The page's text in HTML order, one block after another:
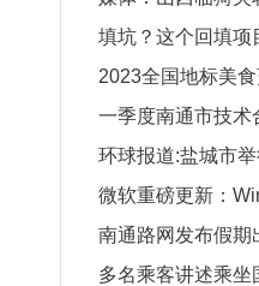
其生母继父
填坑？这个回填项
球快资讯
2023全国地标美
副产品优质食材博
每日消息
一季度南通市技术
全球时快讯
环球报道:盐城市
团日活动
微软重磅更新：
ChatGPT默认用
南通路网发布假期
午4-7时交通流量
多名乘客讲述乘